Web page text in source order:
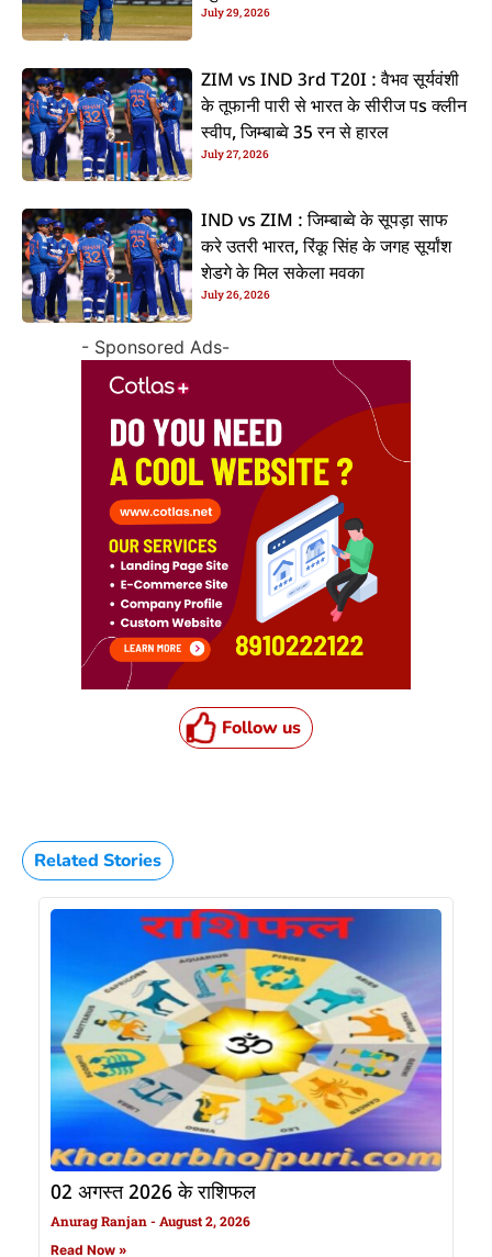
July 29, 2026
ZIM vs IND 3rd T20I : वैभव सूर्यवंशी
के तूफानी पारी से भारत के सीरीज पs क्लीन
स्वीप, जिम्बाब्वे 35 रन से हारल
July 27, 2026
IND vs ZIM : जिम्बाब्वे के सूपड़ा साफ
करे उतरी भारत, रिंकू सिंह के जगह सूर्यांश
शेडगे के मिल सकेला मवका
July 26, 2026
- Sponsored Ads-
Follow us
Related Stories
02 अगस्त 2026 के राशिफल
Anurag Ranjan August 2, 2026
Read Now »